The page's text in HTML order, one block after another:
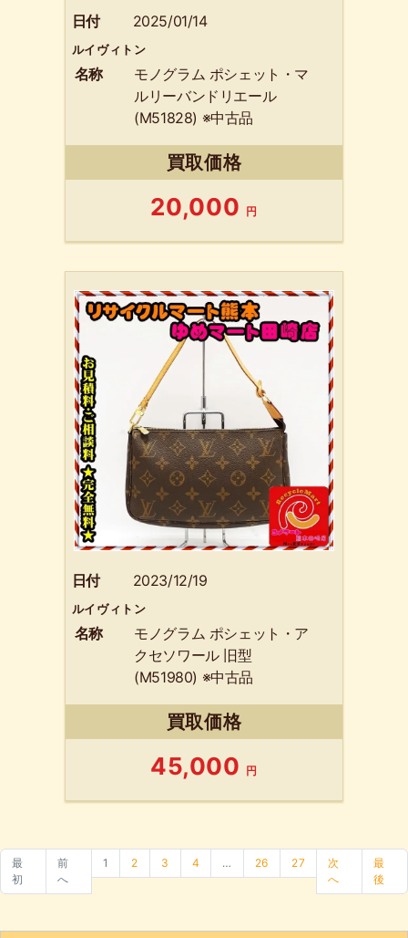
日付 2025/01/14
ルイヴィトン
名称
モノグラム ポシェット・マ
ルリーバンドリエール
(M51828) ※中古品
買取価格
20,000 円
日付 2023/12/19
ルイヴィトン
名称
モノグラム ポシェット・ア
クセソワール 旧型
(M51980) ※中古品
買取価格
45,000 円
最
初
前
へ
1 2 3 4 … 26 27
次
へ
最
後